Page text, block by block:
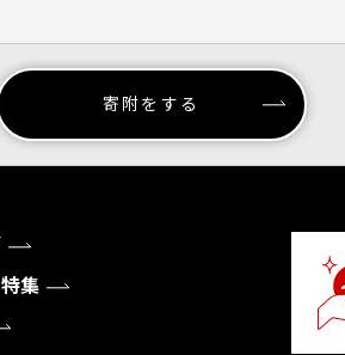
寄附をする
集